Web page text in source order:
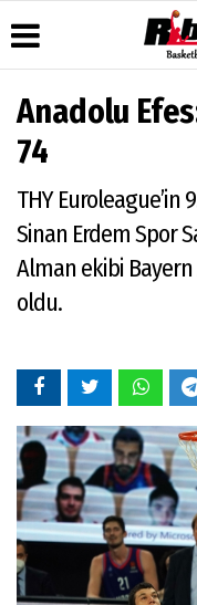
Arşivi
Anadolu
74
THY Euroleague’in
Sinan Erdem Spor
Alman ekibi Bayern
oldu.